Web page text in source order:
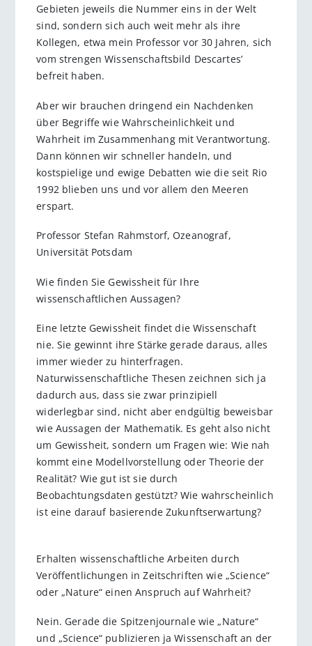
Gebieten jeweils die Nummer eins in der Welt
sind, sondern sich auch weit mehr als ihre
Kollegen, etwa mein Professor vor 30 Jahren, sich
vom strengen Wissenschaftsbild Descartes’
befreit haben.
Aber wir brauchen dringend ein Nachdenken
über Begriffe wie Wahrscheinlichkeit und
Wahrheit im Zusammenhang mit Verantwortung.
Dann können wir schneller handeln, und
kostspielige und ewige Debatten wie die seit Rio
1992 blieben uns und vor allem den Meeren
erspart.
Professor Stefan Rahmstorf, Ozeanograf,
Universität Potsdam
Wie finden Sie Gewissheit für Ihre
wissenschaftlichen Aussagen?
Eine letzte Gewissheit findet die Wissenschaft
nie. Sie gewinnt ihre Stärke gerade daraus, alles
immer wieder zu hinterfragen.
Naturwissenschaftliche Thesen zeichnen sich ja
dadurch aus, dass sie zwar prinzipiell
widerlegbar sind, nicht aber endgültig beweisbar
wie Aussagen der Mathematik. Es geht also nicht
um Gewissheit, sondern um Fragen wie: Wie nah
kommt eine Modellvorstellung oder Theorie der
Realität? Wie gut ist sie durch
Beobachtungsdaten gestützt? Wie wahrscheinlich
ist eine darauf basierende Zukunftserwartung?
Erhalten wissenschaftliche Arbeiten durch
Veröffentlichungen in Zeitschriften wie „Science“
oder „Nature“ einen Anspruch auf Wahrheit?
Nein. Gerade die Spitzenjournale wie „Nature“
und „Science“ publizieren ja Wissenschaft an der